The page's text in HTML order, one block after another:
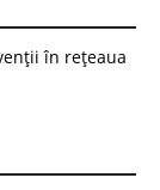
în rețeaua